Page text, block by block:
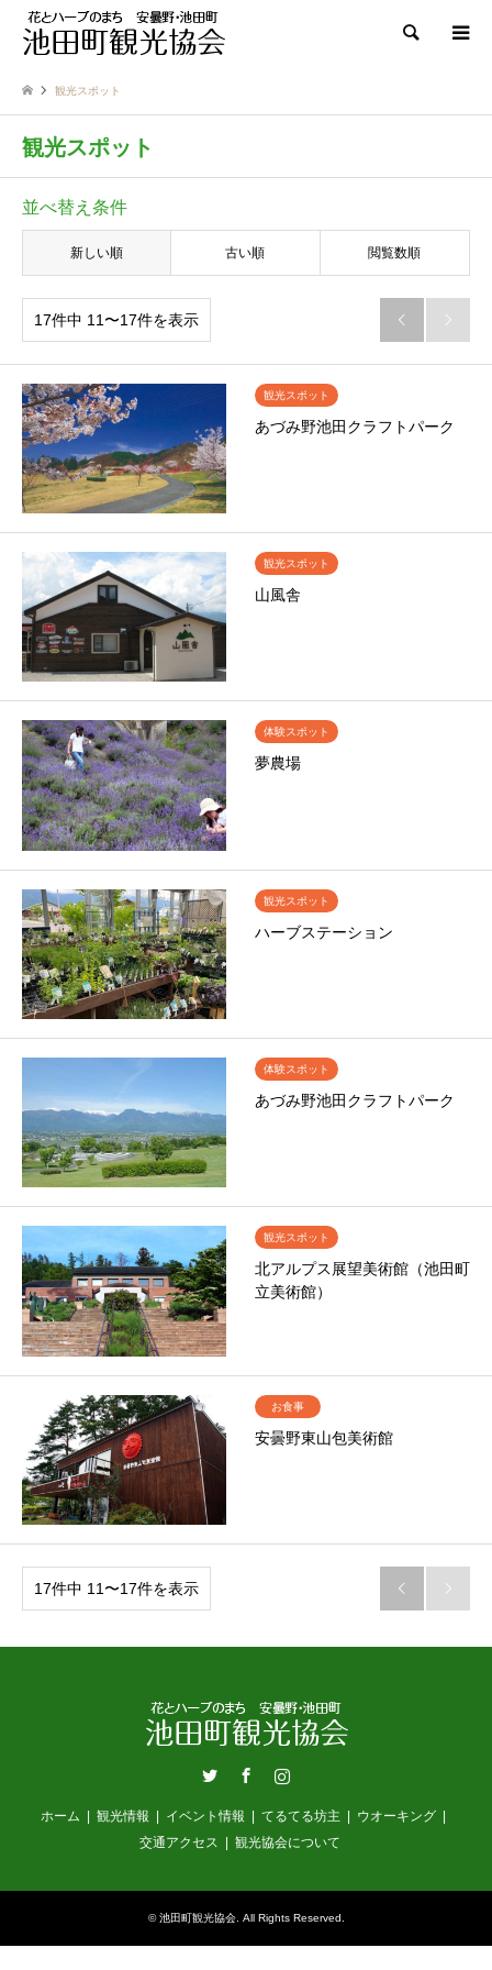
検索
観光スポット
観光スポット
並べ替え条件
新しい順 古い順 閲覧数順
17件中 11〜17件を表示  
観光スポット
あづみ野池田クラフトパーク
観光スポット
山風舎
体験スポット
夢農場
観光スポット
ハーブステーション
体験スポット
あづみ野池田クラフトパーク
観光スポット
北アルプス展望美術館（池田町
立美術館）
お食事
安曇野東山包美術館
17件中 11〜17件を表示  
ホーム 観光情報 イベント情報 てるてる坊主
ウオーキング
交通アクセス
観光協会について
©池田町観光協会. All Rights Reserved.